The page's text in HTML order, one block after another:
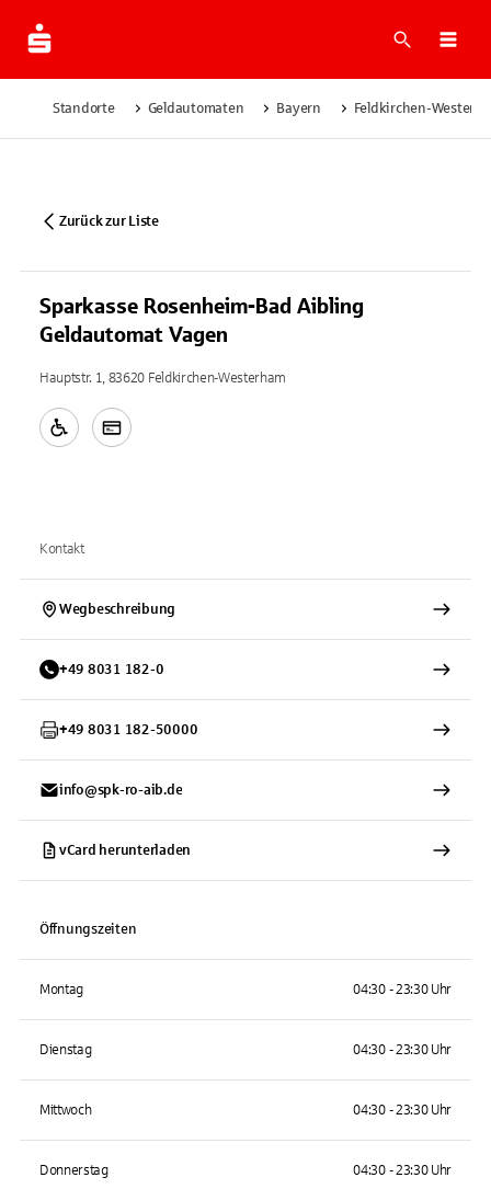
Suche
Standorte Geldautomaten Bayern Feldkirchen-
Zurück zur Liste
Sparkasse Rosenheim-Bad Aibling
Geldautomat Vagen
Hauptstr. 1, 83620 Feldkirchen-Westerham
Kontakt
Wegbeschreibung
+49 8031 182-0
+49 8031 182-50000
info@spk-ro-aib.de
vCard herunterladen
Öffnungszeiten
Montag 04:30 - 23:30 Uhr
Dienstag 04:30 - 23:30 Uhr
Mittwoch 04:30 - 23:30 Uhr
Donnerstag 04:30 - 23:30 Uhr